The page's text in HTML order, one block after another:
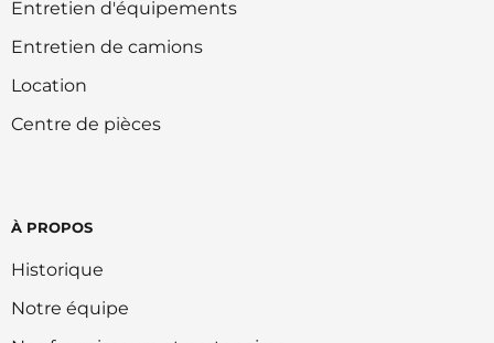
Entretien d'équipements
Entretien de camions
Location
Centre de pièces
À PROPOS
Historique
Notre équipe